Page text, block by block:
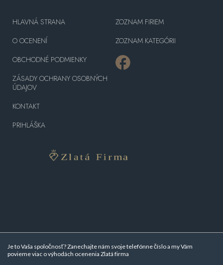
Je to Vaša spoločnosť? Zanechajte nám svoje telefónne číslo a my Vám
povieme viac ovýhodách ocenenia Zlatá firma
HLAVNÁ STRANA
O OCENENÍ
OBCHODNÉ PODMIENKY
ZÁSADY OCHRANY OSOBNÝCH
ÚDAJOV
KONTAKT
PRIHLÁŠKA
ZOZNAM FIRIEM
ZOZNAM KATEGÓRII